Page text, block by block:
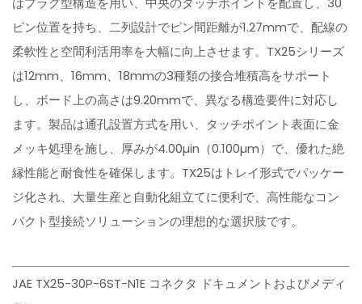
ピン位置を持ち、二列設計でピン間距離が1.27mmで、配線の
柔軟性と空間利活用率を大幅に向上させます。TX25シリーズ
は12mm、16mm、18mmの3種類の接合堆積高をサポート
し、ボード上の高さは9.20mmで、異なる構造要件に対応し
ます。製品は通孔設置方式を用い、タッチポイント表面に金
メッキ処理を施し、厚みが4.00µin（0.100µm）で、優れた絶
縁性能と耐食性を確保します。TX25はトレイ形式でパッケー
ジ化され、大量生産と自動化組立てに便利で、高性能なコン
パクト型接続ソリューションの理想的な選択肢です。
JAE TX25-30P-6ST-N1E コネクタ ドキュメントおよびメディ